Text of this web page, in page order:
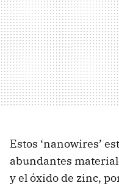
Estos ‘nanowires’
abundantes
y el óxido de zinc,